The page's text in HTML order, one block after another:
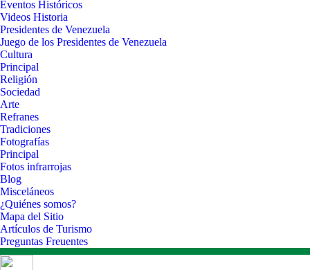
Eventos Históricos
Videos Historia
Presidentes de Venezuela
Juego de los Presidentes de Venezuela
Cultura
Principal
Religión
Sociedad
Arte
Refranes
Tradiciones
Fotografías
Principal
Fotos infrarrojas
Blog
Misceláneos
¿Quiénes somos?
Mapa del Sitio
Artículos de Turismo
Preguntas Freuentes